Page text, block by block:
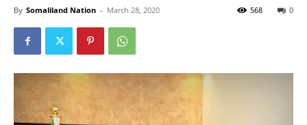
By Somaliland Nation - March 28, 2020 0
568